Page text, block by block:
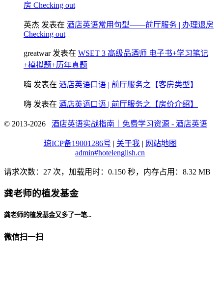
房 Checking out
英杰 发表在 酒店英语常用句型——前厅服务 | 办理退房
Checking out
greatwar发表在 WSET 3 高级品酒师 电子书+学习笔记
+模拟题+历年真题
嗨 发表在 酒店英语口语 | 前厅服务之【客房类型】
嗨 发表在 酒店英语口语 | 前厅服务之【房价介绍】
© 2013-2026 酒店英语实战指南｜免费学习资源 - 酒店英语
琼ICP备19001286号 | 关于我 | 网站地图
admin#hotelenglish.cn
请求次数：27 次，加载用时：0.150 秒，内存占用：8.32 MB
龚老师的植发基金
龚老师的植发基金又多了一笔...
微信扫一扫